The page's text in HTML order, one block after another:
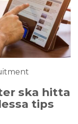
ska hitta
tips